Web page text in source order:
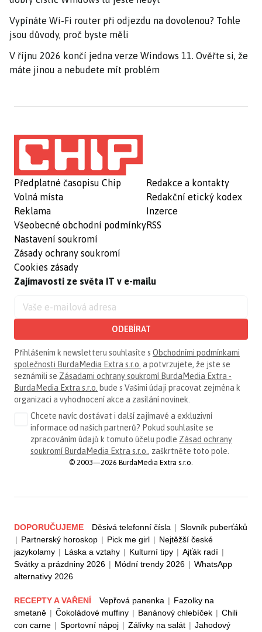
Vypínáte Wi-Fi router při odjezdu na dovolenou? Tohle
jsou důvody, proč byste měli
V říjnu 2026 končí jedna verze Windows 11. Ověřte si, že
máte jinou a nebudete mít problém
Předplatné časopisu Chip
Volná místa
Reklama
Všeobecné obchodní podmínky
Nastavení soukromí
Zásady ochrany soukromí
Cookies zásady
Redakce a kontakty
Redakční etický kodex
Inzerce
RSS
Zajímavosti ze světa IT v e-mailu
ODEBÍRAT
Přihlášením k newsletteru souhlasíte s Obchodními podmínkami
společnosti BurdaMedia Extra s.r.o. a potvrzujete, že jste se
seznámili se Zásadami ochrany soukromí BurdaMedia Extra -
BurdaMedia Extra s.r.o. bude s Vašimi údaji pracovat zejména k
organizaci a vyhodnocení akce a zasílání novinek.
Chcete navíc dostávat i další zajímavé a exkluzivní
informace od našich partnerů? Pokud souhlasíte se
zpracováním údajů k tomuto účelu podle Zásad ochrany
soukromí BurdaMedia Extra s.r.o., zaškrtněte toto pole.
© 2003—2026 BurdaMedia Extra s.r.o.
DOPORUČUJEME Děsivá telefonní čísla | Slovník puberťáků
| Partnerský horoskop | Pick me girl | Nejtěžší české
jazykolamy | Láska a vztahy | Kulturní tipy | Ajťák radí |
Svátky a prázdniny 2026 | Módní trendy 2026 | WhatsApp
alternativy 2026
RECEPTY A VAŘENÍ Vepřová panenka | Fazolky na
smetaně | Čokoládové muffiny | Banánový chlebíček | Chili
con carne | Sportovní nápoj | Zálivky na salát | Jahodový